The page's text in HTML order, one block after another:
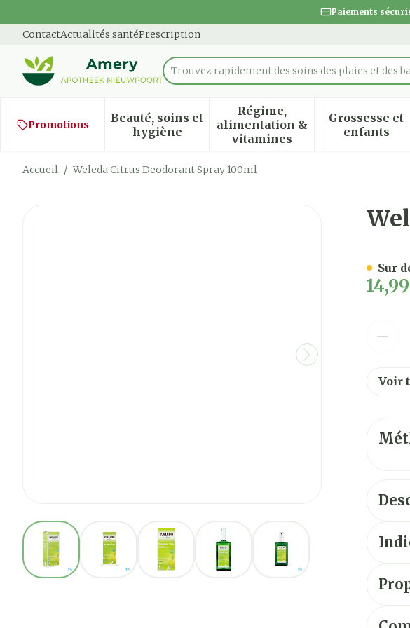
Paiements
ContactActualités santéPrescription
Rechercher
Trouvez rapidement des soins des plaies et des
Promotions
Beauté, soins et
hygièneAfficher le sous-menu pour la catégorie
Régime,
alimentation &
vitamines
Afficher le sous-menu
Grossesse et
enfants
Accueil / Weleda Citrus Deodorant Spray 100ml
View larger imageView larger imageView larger imageView larger imageView larger image
Weleda Citrus Deodorant Spray
Sur
Voir